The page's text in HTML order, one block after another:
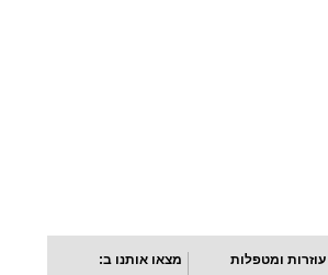
עוזרות ומטפלות מצאו אותנו ב: